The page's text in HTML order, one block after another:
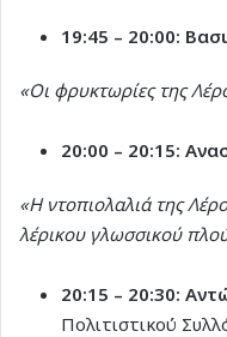
19:45 – 20:00:
«Οι φρυκτωρίες της
20:00 – 20:15:
«Η ντοπιολαλιά της
λέρικου γλωσσικού
20:15 – 20:30:
Πολιτιστικού